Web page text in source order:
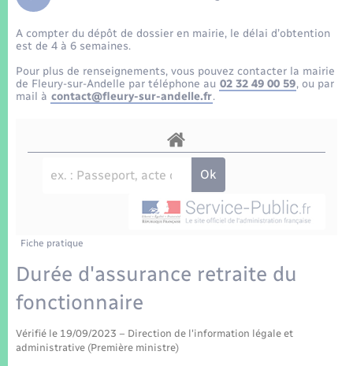
Etat-civil - Papiers - Citoyenneté
Mariage – PACS
Parrainage civil
Logement - Urbanisme
Nouvel habitant
Organisation d’événement
Sécurité - Prévention
Transports scolaires
Travaux - Autorisation d’occupation de l’espace
public
Compétences
Plan interactif
La Communauté de communes
A compter du dépôt de dossier en mairie, le délai d’obtention
est de 4 à 6 semaines.
Pour plus de renseignements, vous pouvez contacter la mairie
de Fleury-sur-Andelle par téléphone au 02 32 49 00 59, ou par
mail à contact@fleury-sur-andelle.fr.
Fiche pratique
Durée d'assurance retraite du
fonctionnaire
Vérifié le 19/09/2023 – Direction de l'information légale et
administrative (Première ministre)